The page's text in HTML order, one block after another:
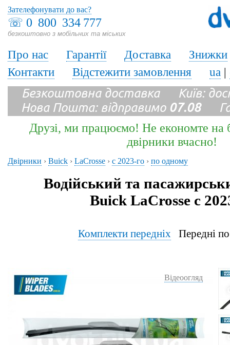
☏ 0 800 334 777
безкоштовно з мобільних та міських
Зателефонувати до вас?
Про нас Гарантії Доставка
Знижки
Контакти
Відстежити замовлення ua |
Безкоштовна доставка Київ:
Нова Пошта: відправимо 07.08
Друзі, ми працюємо! Не економте на
двірники вчасно!
Двірники › Buick › LaCrosse › с 2023-го › по одному
Водійський та
Buick LaCrosse с
Комплекти передніхПередні
Відеоогляд